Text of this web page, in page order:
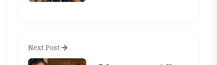
Next Post